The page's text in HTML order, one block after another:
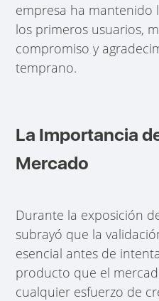
empresa ha mantenido
los primeros usuarios,
compromiso y
temprano.
La Importancia
Mercado
Durante la exposición
subrayó que la
esencial antes de
producto que el
cualquier esfuerzo de